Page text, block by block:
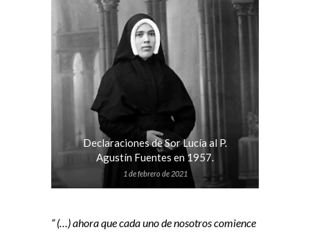
Declaraciones de Sor Lucía al P.
Agustín Fuentes en 1957.
1 de febrero de 2021
” (…) ahora que cada uno de nosotros comience